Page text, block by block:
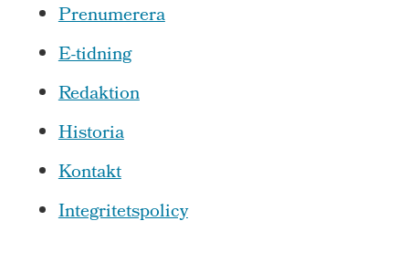
Prenumerera
E-tidning
Redaktion
Historia
Kontakt
Integritetspolicy